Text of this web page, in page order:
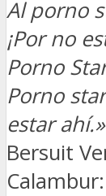
Al porno
¡Por no
Porno
Porno
estar ahí.»
Bersuit